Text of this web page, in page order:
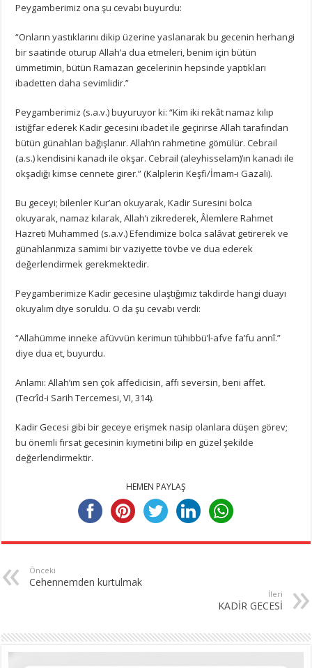
Peygamberimiz ona şu cevabı buyurdu:
“Onların yastıklarını dikip üzerine yaslanarak bu gecenin herhangi
bir saatinde oturup Allah’a dua etmeleri, benim için bütün
ümmetimin, bütün Ramazan gecelerinin hepsinde yaptıkları
ibadetten daha sevimlidir.”
Peygamberimiz (s.a.v.) buyuruyor ki: “Kim iki rekât namaz kılıp
istiğfar ederek Kadir gecesini ibadet ile geçirirse Allah tarafından
bütün günahları bağışlanır. Allah’ın rahmetine gömülür. Cebrail
(a.s.) kendisini kanadı ile okşar. Cebrail (aleyhisselam)’ın kanadı ile
okşadığı kimse cennete girer.” (Kalplerin Keşfi/İmam-ı Gazali).
Bu geceyi; bilenler Kur’an okuyarak, Kadir Suresini bolca
okuyarak, namaz kılarak, Allah’ı zikrederek, Âlemlere Rahmet
Hazreti Muhammed (s.a.v.) Efendimize bolca salâvat getirerek ve
günahlarımıza samimi bir vaziyette tövbe ve dua ederek
değerlendirmek gerekmektedir.
Peygamberimize Kadir gecesine ulaştığımız takdirde hangi duayı
okuyalım diye soruldu. O da şu cevabı verdi:
“Allahümme inneke afüvvün kerimun tühıbbü’l-afve fa’fu annî.”
diye dua et, buyurdu.
Anlamı: Allah’ım sen çok affedicisin, affı seversin, beni affet.
(Tecrîd-i Sarih Tercemesi, VI, 314).
Kadir Gecesi gibi bir geceye erişmek nasip olanlara düşen görev;
bu önemli fırsat gecesinin kıymetini bilip en güzel şekilde
değerlendirmektir.
HEMEN PAYLAŞ
Önceki
Cehennemden kurtulmak
İleri
KADİR GECESİ